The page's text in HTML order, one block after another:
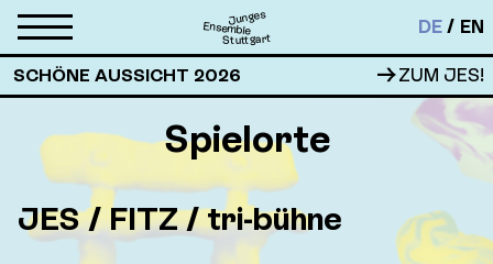
Junges
Ensemble
Stuttgart
DE EN
SCHÖNE AUSSICHT 2026 →ZUM JES!
Spielorte
JES /FITZ/tri-bühne